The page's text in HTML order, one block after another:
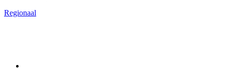
Regionaal